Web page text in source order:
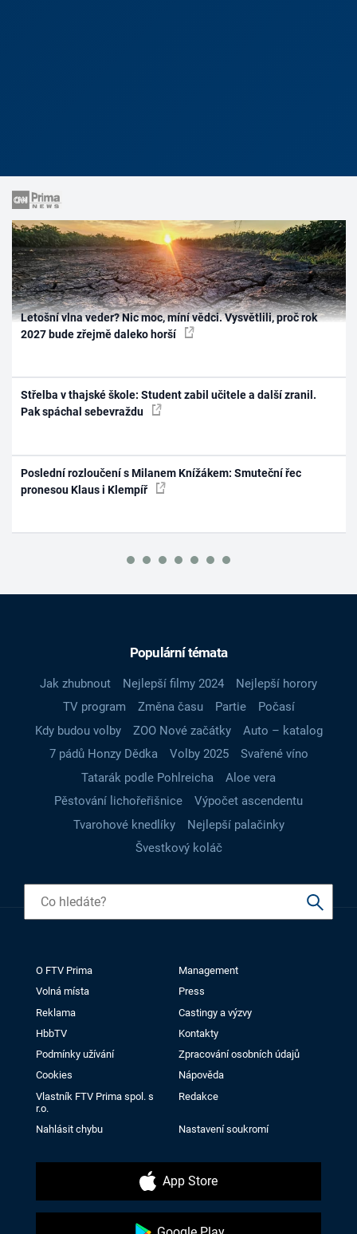
Letošní vlna veder? Nic moc, míní vědci. Vysvětlili, proč rok
2027 bude zřejmě daleko horší
Střelba v thajské škole: Student zabil učitele a další zranil.
Pak spáchal sebevraždu
Poslední rozloučení s Milanem Knížákem: Smuteční řec
pronesou Klaus i Klempíř
Populární témata
Jak zhubnout Nejlepší filmy 2024
Nejlepší horory
TV program
Změna času Partie
Počasí
Kdy budou volby
ZOO Nové začátky
Auto – katalog
7 pádů Honzy Dědka
Volby 2025
Svařené víno
Tatarák podle Pohlreicha
Aloe vera
Pěstování lichořeřišnice
Výpočet ascendentu
Tvarohové knedlíky
Nejlepší palačinky
Švestkový koláč
O FTV Prima
Management
Volná místa
Press
Reklama
Castingy a výzvy
HbbTV
Kontakty
Podmínky užívání
Zpracování osobních údajů
Cookies
Nápověda
Vlastník FTV Prima spol. s
r.o.
Redakce
Nahlásit chybu Nastavení soukromí
App Store